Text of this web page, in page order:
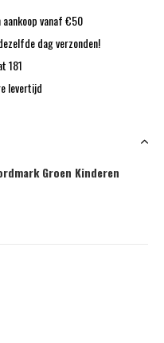
aankoop vanaf €50
dag verzonden!
181
levertijd
Groen Kinderen